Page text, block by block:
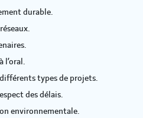
durable.
l’oral.
types de projets.
des délais.
environnementale.